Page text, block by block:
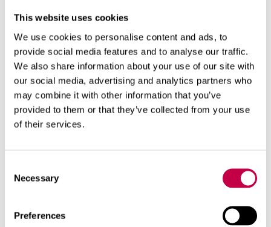
This website uses cookies
We use cookies to personalise content and ads, to
provide social media features and to analyse our traffic.
We also share information about your use of our site with
our social media, advertising and analytics partners who
may combine it with other information that you’ve
provided to them or that they’ve collected from your use
of their services.
Selection
Necessary
Preferences
Kompostoija säästää jätelaskussa: Monissa
jopa 8‒12 viikkoon, jos taloudessa kompostoidaan.